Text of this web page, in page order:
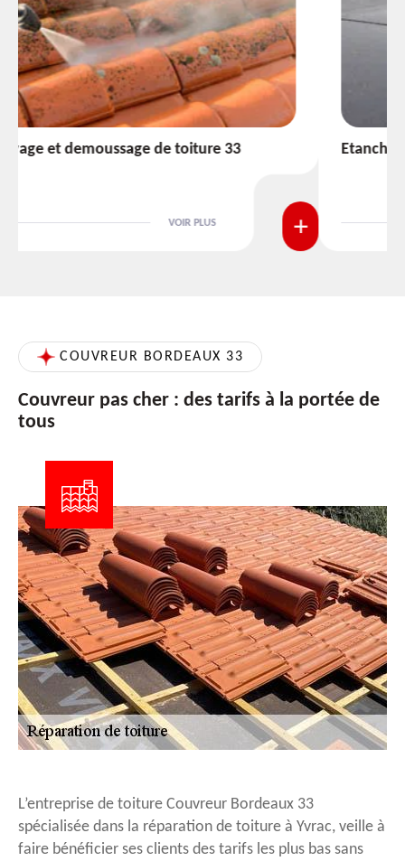
Etanchéité toiture 33
COUVREUR BORDEAUX 33
Couvreur pas cher : des tarifs à la portée de
tous
L’entreprise de toiture Couvreur Bordeaux 33
spécialisée dans la réparation de toiture à Yvrac, veille à
faire bénéficier ses clients des tarifs les plus bas sans